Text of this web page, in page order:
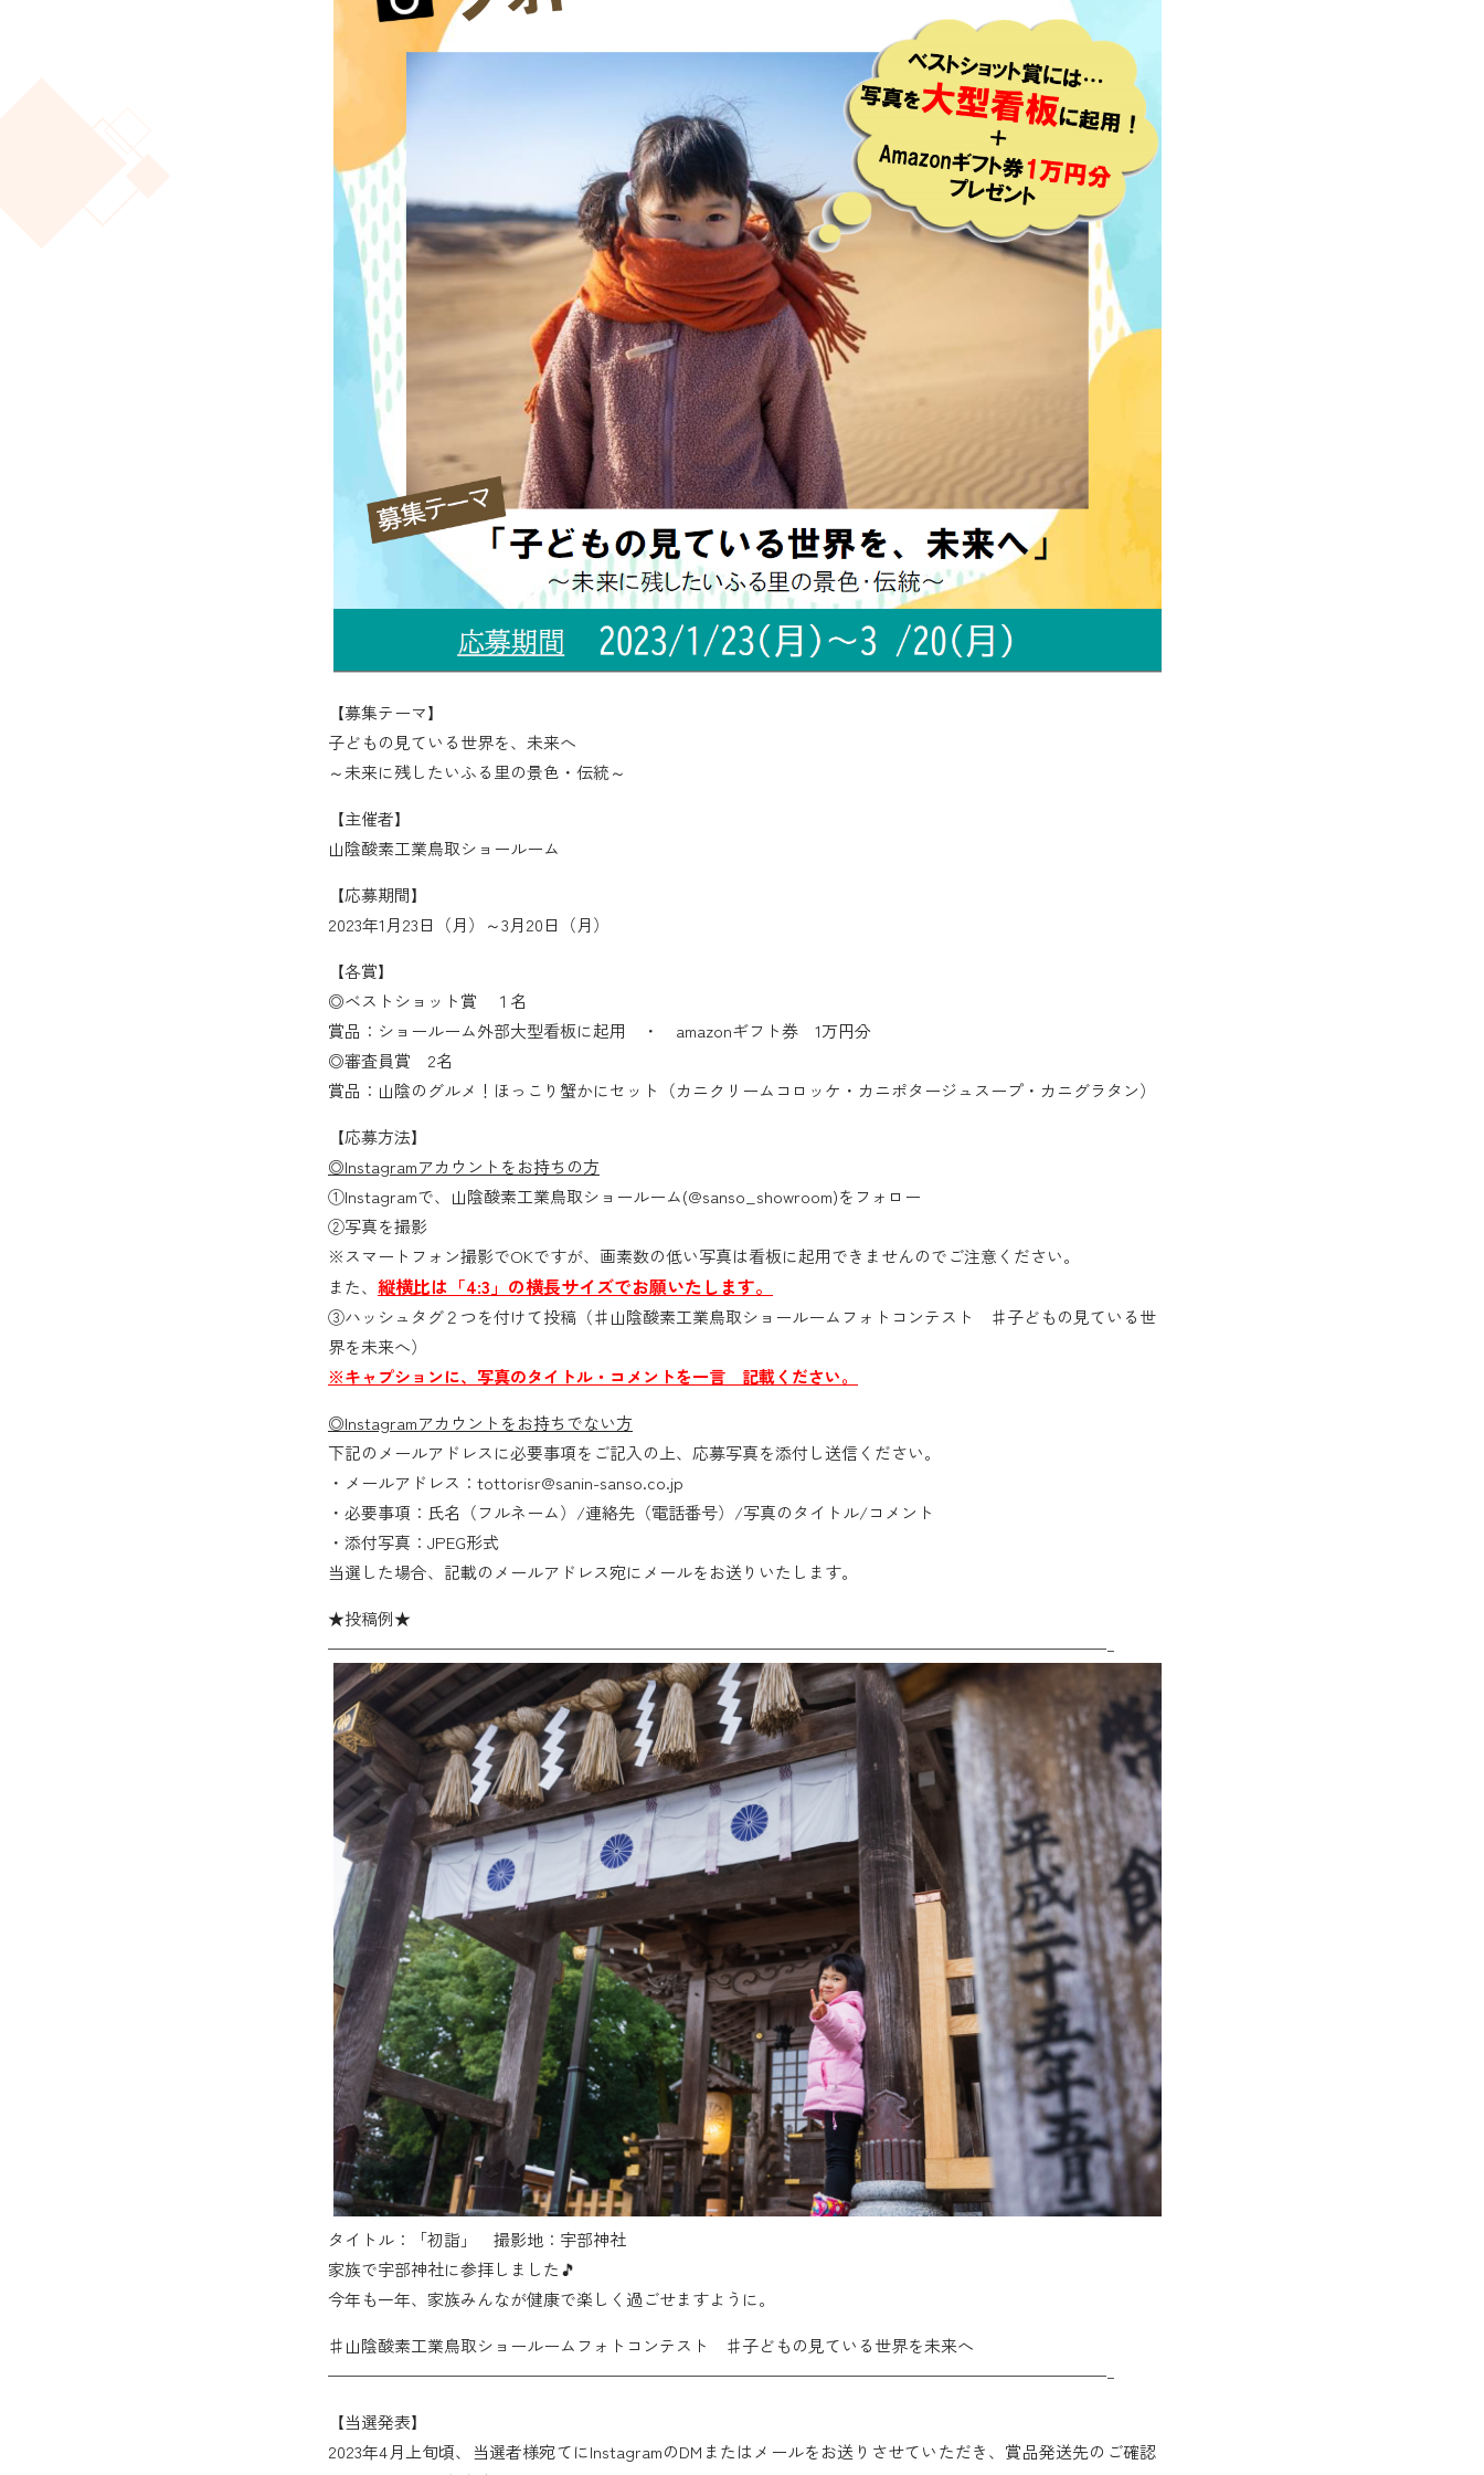
【募集テーマ】
子どもの見ている世界を、未来へ
～未来に残したいふる里の景色・伝統～
【主催者】
山陰酸素工業鳥取ショールーム
【応募期間】
2023年1月23日（月）～3月20日（月）
【各賞】
◎ベストショット賞 １名
賞品：ショールーム外部大型看板に起用 ・ amazonギフト券 1万円分
◎審査員賞 2名
賞品：山陰のグルメ！ほっこり蟹かにセット（カニクリームコロッケ・カニポタージュスープ・カニグラタン）
【応募方法】
◎Instagramアカウントをお持ちの方
①Instagramで、山陰酸素工業鳥取ショールーム(@sanso_showroom)をフォロー
②写真を撮影
※スマートフォン撮影でOKですが、画素数の低い写真は看板に起用できませんのでご注意ください。
また、 縦横比は「4:3」の横長サイズでお願いたします。
③ハッシュタグ２つを付けて投稿（♯山陰酸素工業鳥取ショールームフォトコンテスト ♯子どもの見ている世
界を未来へ）
※キャプションに、写真のタイトル・コメントを一言 記載ください。
◎Instagramアカウントをお持ちでない方
下記のメールアドレスに必要事項をご記入の上、応募写真を添付し送信ください。
・メールアドレス：tottorisr@sanin-sanso.co.jp
・必要事項：氏名（フルネーム）/連絡先（電話番号）/写真のタイトル/コメント
・添付写真： JPEG形式
当選した場合、記載のメールアドレス宛にメールをお送りいたします。
★投稿例★
———————————————————————————————————————————————–
タイトル：「初詣」 撮影地：宇部神社
家族で宇部神社に参拝しました🎵
今年も一年、家族みんなが健康で楽しく過ごせますように。
♯山陰酸素工業鳥取ショールームフォトコンテスト ♯子どもの見ている世界を未来へ
———————————————————————————————————————————————–
【当選発表】
2023年4月上旬頃、当選者様宛てにInstagramのDMまたはメールをお送りさせていただき、賞品発送先のご確認